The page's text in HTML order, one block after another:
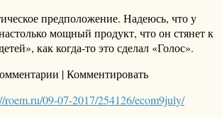
предположение. Надеюсь, что у
мощный продукт, что он стянет к
как когда-то это сделал «Голос».
| Комментировать
roem.ru/09-07-2017/254126/ecom9july/